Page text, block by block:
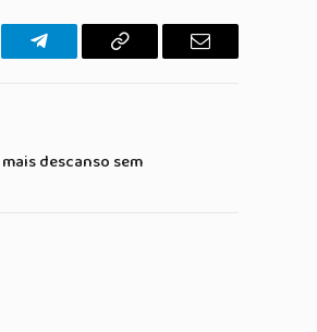
TelegramaCopiar
E-
descanso sem